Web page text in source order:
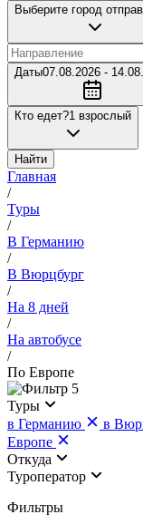
Выберите город
Даты07.08.2026 -
Кто едет?1 взрослый
Найти
Главная
/
Туры
/
В Германию
/
В Вюрцбург
/
На 8 дней
/
На автобусе
/
По Европе
5
Туры
в Германию
в
Европе
Откуда
Туроператор
Фильтры